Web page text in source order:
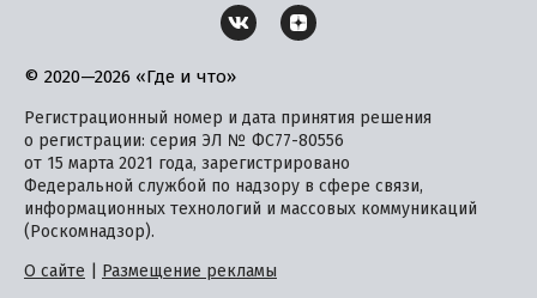
© 2020—2026 «Где и что»
Регистрационный номер и дата принятия решения
о регистрации: серия ЭЛ № ФС77-80556
от 15 марта 2021 года, зарегистрировано
Федеральной службой по надзору в сфере связи,
информационных технологий и массовых коммуникаций
(Роскомнадзор).
О сайте
Размещение рекламы